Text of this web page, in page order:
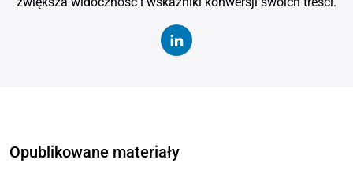
Opublikowane materiały